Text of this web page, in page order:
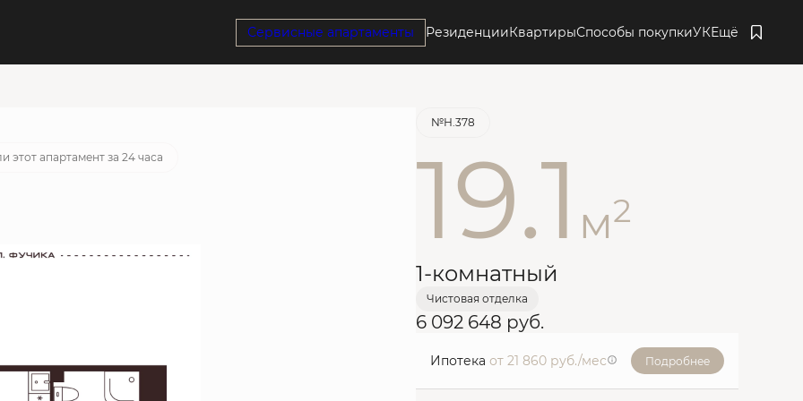
Сервисные апартаменты РезиденцииКвартирыСпособы покупкиУКЕщё
Забронировать
этот апартамент за 24 часа
№Н.378
19.1 м2
1-комнатный
Чистовая отделка
6 092 648 руб.
Ипотека от 21 860 руб./мес Подробнее